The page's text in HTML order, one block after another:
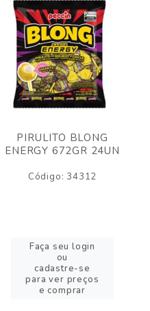
PIRULITO BLONG
ENERGY 672GR 24UN
Código: 34312
Faça seu login
ou
cadastre-se
para ver preços
e comprar